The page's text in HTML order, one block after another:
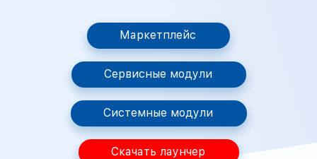
Маркетплейс
Сервисные модули
Системные модули
Скачать лаунчер